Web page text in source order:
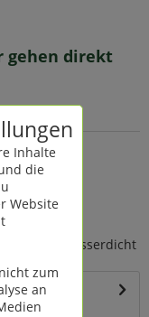
gehen direkt
cm
100% wasserdicht
Inhalte
die
Website
zum
an